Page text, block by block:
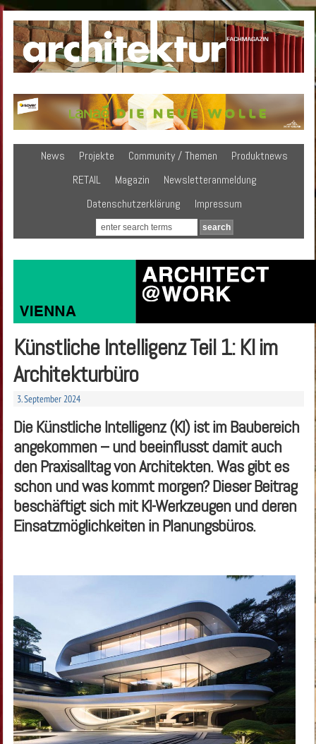
News Projekte Community / Themen
Produktnews
RETAIL
Magazin
Newsletteranmeldung
Datenschutzerklärung
Impressum
Künstliche Intelligenz Teil 1: KI im
Architekturbüro
3. September 2024
Die Künstliche Intelligenz (KI) ist im Baubereich
angekommen – und beeinflusst damit auch
den Praxisalltag von Architekten. Was gibt es
schon und was kommt morgen? Dieser Beitrag
beschäftigt sich mit KI-Werkzeugen und deren
Einsatzmöglichkeiten in Planungsbüros.